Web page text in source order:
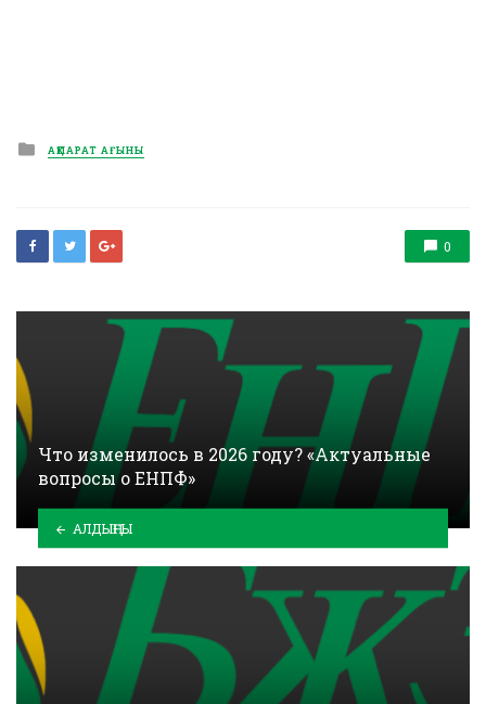
Posted
in
АҚПАРАТ АҒЫНЫ
0
Что изменилось в 2026 году? «Актуальные
вопросы о ЕНПФ»
АЛДЫҢҒЫ